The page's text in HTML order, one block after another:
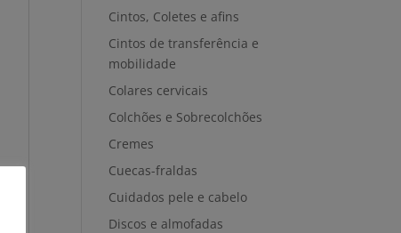
Cintos, Coletes e afins
Cintos de transferência e
mobilidade
Colares cervicais
Colchões e Sobrecolchões
Cremes
Cuecas-fraldas
Cuidados pele e cabelo
Discos e almofadas